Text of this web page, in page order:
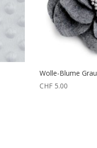
Wolle-Blume Grau
CHF5.00